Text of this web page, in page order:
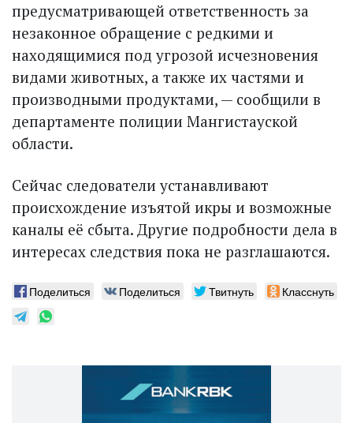
предусматривающей ответственность за
незаконное обращение с редкими и
находящимися под угрозой исчезновения
видами животных, а также их частями и
производными продуктами, — сообщили в
департаменте полиции Мангистауской
области.
Сейчас следователи устанавливают
происхождение изъятой икры и возможные
каналы её сбыта. Другие подробности дела в
интересах следствия пока не разглашаются.
Поделиться Поделиться Твитнуть Класснуть